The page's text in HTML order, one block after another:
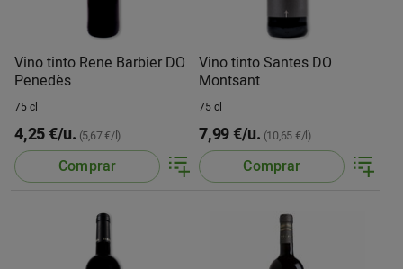
Vino tinto Rene Barbier DO
Penedès
75 cl
4,25 €/u. (5,67 €/l)
Comprar
Vino tinto Santes DO
Montsant
75 cl
7,99 €/u. (10,65 €/l)
Comprar